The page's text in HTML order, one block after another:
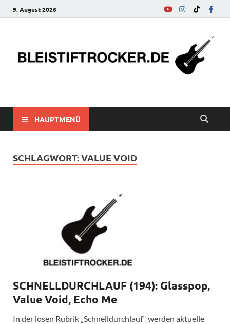
9. August 2026
bleistiftrocker.de
HAUPTMENÜ
SCHLAGWORT:VALUE VOID
SCHNELLDURCHLAUF (194): Glasspop,
Value Void, Echo Me
In der losen Rubrik „Schnelldurchlauf“ werden aktuelle